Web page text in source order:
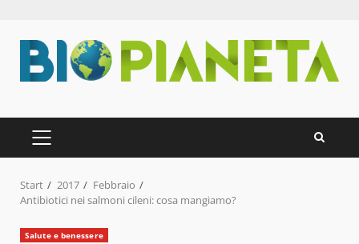
Inhalt
springen
PRIMÄRES
MENÜ
Start 2017
Febbraio
Antibiotici nei salmoni cileni: cosa mangiamo?
Salute e benessere